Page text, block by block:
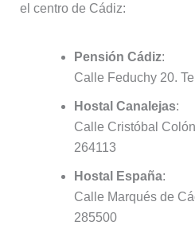
el centro de Cádiz:
Pensión Cádiz:
Calle Feduchy 20.
Hostal Canalejas:
Calle Cristóbal
264113
Hostal España:
Calle Marqués de
285500